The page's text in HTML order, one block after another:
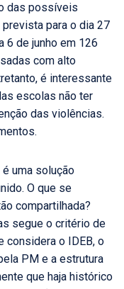
das possíveis
para o dia 27
6 de junho em 126
com alto
é interessante
escolas não ter
das violências.
uma solução
O que se
compartilhada?
segue o critério de
considera o IDEB, o
PM e a estrutura
que haja histórico